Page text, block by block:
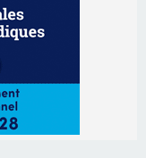
à Cruculi le
une